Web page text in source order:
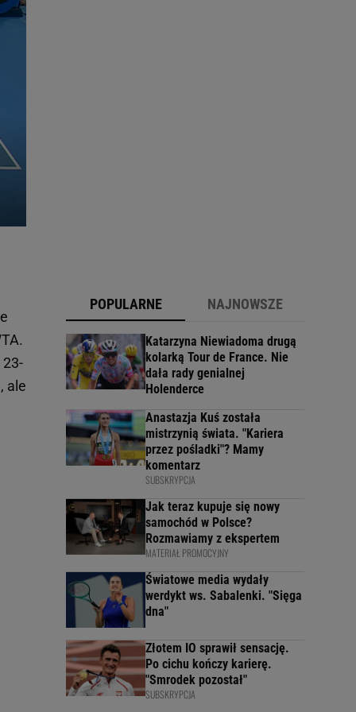
ale
POPULARNE NAJNOWSZE
Katarzyna Niewiadoma drugą
kolarką Tour de France. Nie
dała rady genialnej
Holenderce
Anastazja Kuś została
mistrzynią świata. "Kariera
przez pośladki"? Mamy
komentarz
SUBSKRYPCJA
Jak teraz kupuje się nowy
samochód w Polsce?
Rozmawiamy z ekspertem
MATERIAŁ PROMOCYJNY
Światowe media wydały
werdykt ws. Sabalenki. "Sięga
dna"
Złotem IO sprawił sensację.
Po cichu kończy karierę.
"Smrodek pozostał"
SUBSKRYPCJA